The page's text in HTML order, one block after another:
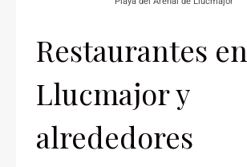
Restaurantes en
Llucmajor y
alrededores